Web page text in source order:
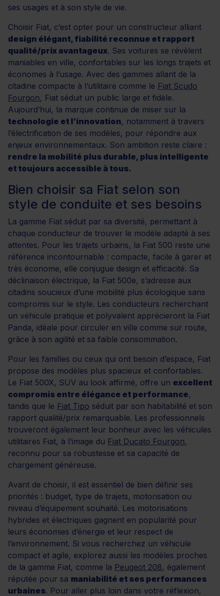
ses usages et à son style de vie.
Choisir Fiat, c’est opter pour un constructeur alliant
design élégant, fiabilité reconnue et rapport
qualité/prix avantageux. Ses voitures se révèlent
maniables en ville, confortables sur les longs trajets et
économes à l’usage. Avec des gammes allant de la
citadine compacte à l’utilitaire comme le Fiat Scudo
Fourgon, Fiat séduit un public large et fidèle.
Aujourd’hui, la marque continue de miser sur la
technologie et l’innovation, notamment à travers
l’électrification de ses modèles, pour répondre aux
enjeux environnementaux. Son ambition reste claire :
rendre la mobilité plus durable, plus intelligente
et toujours accessible à tous.
Bien choisir sa Fiat selon son
style de conduite et ses besoins
La gamme Fiat séduit par sa diversité, permettant à
chaque conducteur de trouver le modèle adapté à ses
attentes. Pour les trajets urbains, la Fiat 500 reste une
référence incontournable : compacte, facile à garer et
très économe, elle conjugue design et efficacité. Sa
déclinaison électrique, la Fiat 500e, s’adresse aux
citadins soucieux d’une mobilité plus écologique sans
compromis sur le style. Les conducteurs recherchant
un véhicule pratique et polyvalent apprécieront la Fiat
Panda, idéale pour circuler en ville comme sur route,
grâce à son agilité et sa faible consommation.
Pour les familles ou ceux qui ont besoin d’espace, Fiat
propose des modèles plus spacieux et confortables.
Le Fiat 500X, SUV au look affirmé, offre un excellent
compromis entre élégance et performance,
tandis que le Fiat Tipo séduit par son habitabilité et son
rapport qualité/prix remarquable. Les professionnels
trouveront également leur bonheur avec les véhicules
utilitaires Fiat, à l’image du Fiat Ducato Fourgon,
reconnu pour sa robustesse et sa capacité de
chargement généreuse.
Avant de choisir, il est essentiel de bien définir ses
priorités : budget, type de trajets, motorisation ou
niveau d’équipement souhaité. Les motorisations
hybrides et électriques gagnent en popularité pour
leurs économies d’énergie et leur respect de
l’environnement. Si vous recherchez un véhicule
compact et agile, explorez aussi les modèles proches
de la gamme Fiat, comme la Peugeot 208, également
réputée pour sa maniabilité et ses performances
urbaines. Pour aller plus loin dans votre réflexion,